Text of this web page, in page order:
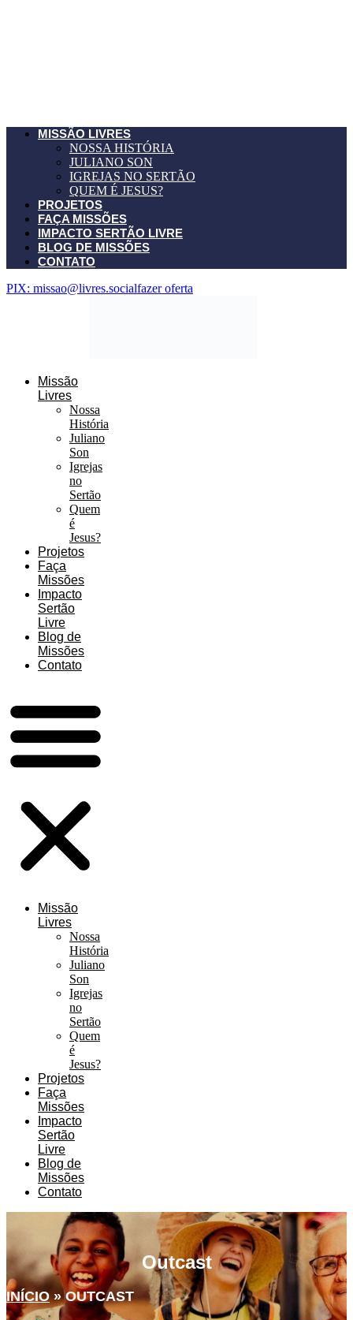
MISSÃO LIVRES
NOSSA HISTÓRIA
JULIANO SON
IGREJAS NO SERTÃO
QUEM É JESUS?
PROJETOS
FAÇA MISSÕES
IMPACTO SERTÃO LIVRE
BLOG DE MISSÕES
CONTATO
PIX: missao@livres.socialfazer oferta
Missão
Livres
Nossa
História
Juliano
Son
Igrejas
no
Sertão
Quem
é
Jesus?
Projetos
Faça
Missões
Impacto
Sertão
Livre
Blog de
Missões
Contato
Missão
Livres
Nossa
História
Juliano
Son
Igrejas
no
Sertão
Quem
é
Jesus?
Projetos
Faça
Missões
Impacto
Sertão
Livre
Blog de
Missões
Contato
Outcast
INÍCIO»OUTCAST